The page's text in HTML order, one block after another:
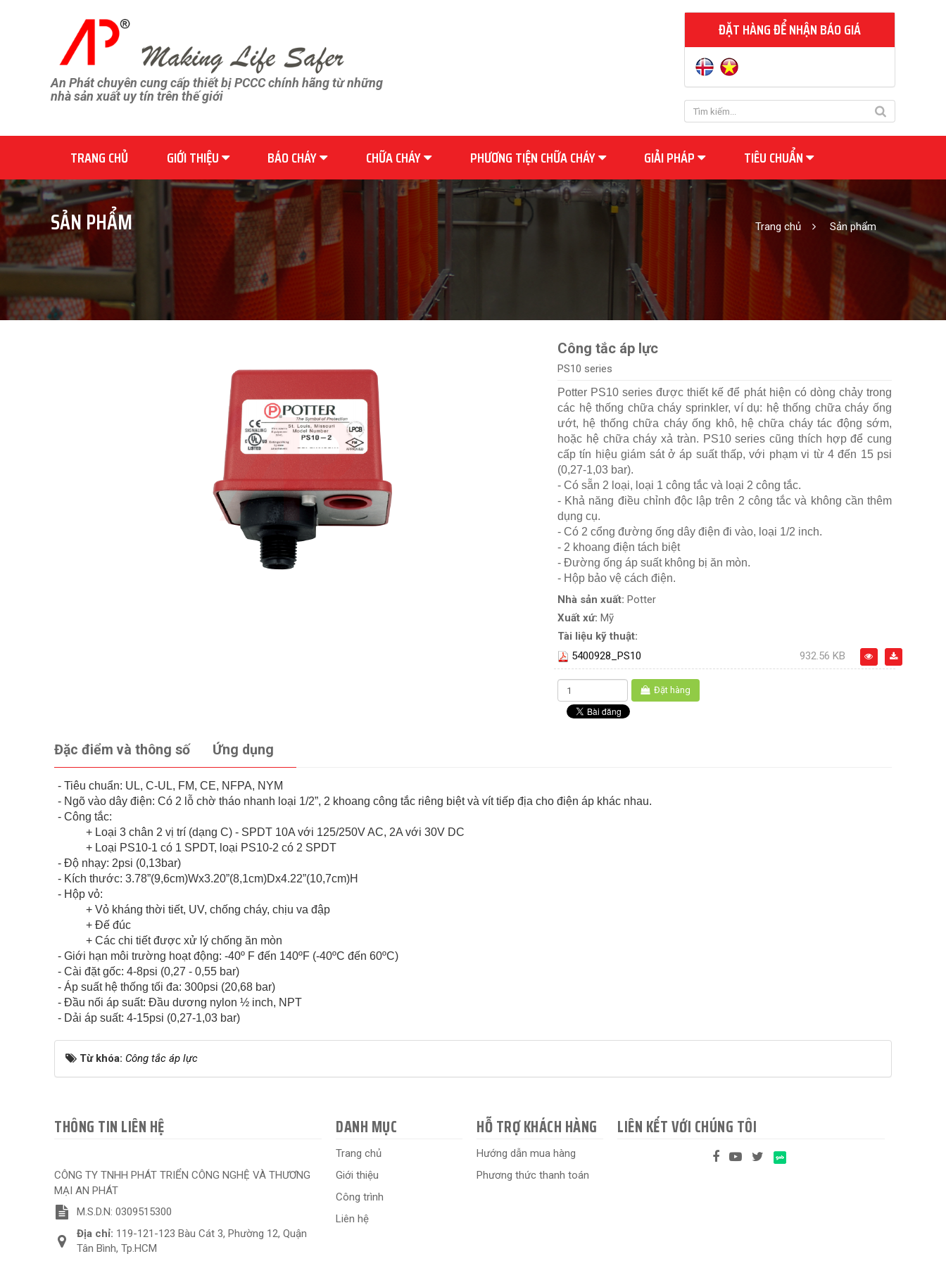
An Phát chuyên cung cấp thiết bị PCCC chính hãng từ những
nhà sản xuất uy tín trên thế giới
ĐẶT HÀNG ĐỂ NHẬN BÁO GIÁ
TRANG CHỦ GIỚI THIỆU BÁO CHÁY CHỮA CHÁY PHƯƠNG TIỆN CHỮA CHÁY GIẢI PHÁP TIÊU CHUẨN
SẢN PHẨM Trang chủ Sản phẩm
Công tắc áp lực
PS10 series
Potter PS10 series được thiết kế để phát hiện có dòng chảy trong
các hệ thống chữa cháy sprinkler, ví dụ: hệ thống chữa cháy ống
ướt, hệ thống chữa cháy ống khô, hệ chữa cháy tác động sớm,
hoặc hệ chữa cháy xả tràn. PS10 series cũng thích hợp để cung
cấp tín hiệu giám sát ở áp suất thấp, với phạm vi từ 4 đến 15 psi
(0,27-1,03 bar).
- Có sẵn 2 loại, loại 1 công tắc và loại 2 công tắc.
- Khả năng điều chỉnh độc lập trên 2 công tắc và không cần thêm
dụng cụ.
- Có 2 cổng đường ống dây điện đi vào, loại 1/2 inch.
- 2 khoang điện tách biệt
- Đường ống áp suất không bị ăn mòn.
- Hộp bảo vệ cách điện.
Nhà sản xuất: Potter
Xuất xứ: Mỹ
Tài liệu kỹ thuật:
5400928_PS10
932.56 KB
Đặt hàng
Đặc điểm và thông số Ứng dụng
- Tiêu chuẩn: UL, C-UL, FM, CE, NFPA, NYM
- Ngõ vào dây điện: Có 2 lỗ chờ tháo nhanh loại 1/2”, 2 khoang công tắc riêng biệt và vít tiếp địa cho điện áp khác nhau.
- Công tắc:
+ Loại 3 chân 2 vị trí (dạng C) - SPDT 10A với 125/250V AC, 2A với 30V DC
+ Loại PS10-1 có 1 SPDT, loại PS10-2 có 2 SPDT
- Độ nhạy: 2psi (0,13bar)
- Kích thước: 3.78”(9,6cm)Wx3.20”(8,1cm)Dx4.22”(10,7cm)H
- Hộp vỏ:
+ Vỏ kháng thời tiết, UV, chống cháy, chịu va đập
+ Đế đúc
+ Các chi tiết được xử lý chống ăn mòn
- Giới hạn môi trường hoạt động: -40º F đến 140ºF (-40ºC đến 60ºC)
- Cài đặt gốc: 4-8psi (0,27 - 0,55 bar)
- Áp suất hệ thống tối đa: 300psi (20,68 bar)
- Đầu nối áp suất: Đầu dương nylon ½ inch, NPT
- Dải áp suất: 4-15psi (0,27-1,03 bar)
Từ khóa: Công tắc áp lực
THÔNG TIN LIÊN HỆ
CÔNG TY TNHH PHÁT TRIỂN CÔNG NGHỆ VÀ THƯƠNG
MẠI AN PHÁT
M.S.D.N: 0309515300
Địa chỉ: 119-121-123 Bàu Cát 3, Phường 12, Quận
Tân Bình, Tp.HCM
DANH MỤC
Trang chủ
Giới thiệu
Công trình
Liên hệ
HỖ TRỢ KHÁCH HÀNG
Hướng dẫn mua hàng
Phương thức thanh toán
LIÊN KẾT VỚI CHÚNG TÔI